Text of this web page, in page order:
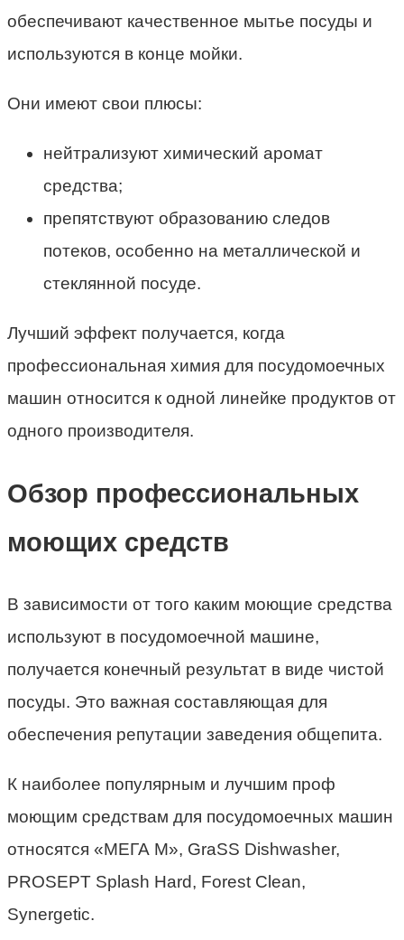
обеспечивают качественное мытье посуды и
используются в конце мойки.
Они имеют свои плюсы:
нейтрализуют химический аромат
средства;
препятствуют образованию следов
потеков, особенно на металлической и
стеклянной посуде.
Лучший эффект получается, когда
профессиональная химия для посудомоечных
машин относится к одной линейке продуктов от
одного производителя.
Обзор профессиональных
моющих средств
В зависимости от того каким моющие средства
используют в посудомоечной машине,
получается конечный результат в виде чистой
посуды. Это важная составляющая для
обеспечения репутации заведения общепита.
К наиболее популярным и лучшим проф
моющим средствам для посудомоечных машин
относятся «МЕГА М», GraSS Dishwasher,
PROSEPT Splash Hard, Forest Clean,
Synergetic.